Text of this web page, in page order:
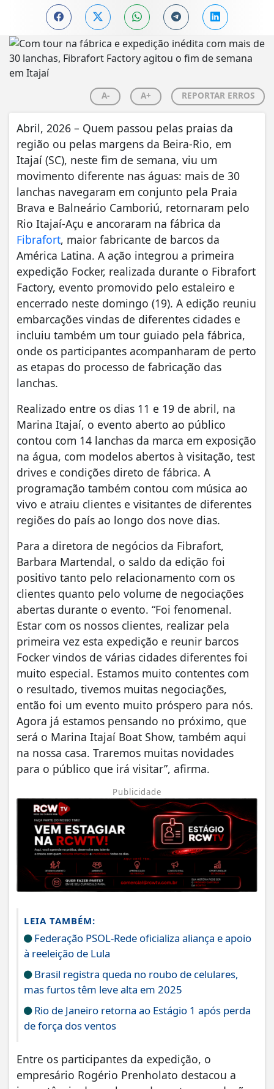
A- A+ REPORTAR ERROS
Abril, 2026 – Quem passou pelas praias da
região ou pelas margens da Beira-Rio, em
Itajaí (SC), neste fim de semana, viu um
movimento diferente nas águas: mais de 30
lanchas navegaram em conjunto pela Praia
Brava e Balneário Camboriú, retornaram pelo
Rio Itajaí-Açu e ancoraram na fábrica da
Fibrafort, maior fabricante de barcos da
América Latina. A ação integrou a primeira
expedição Focker, realizada durante o Fibrafort
Factory, evento promovido pelo estaleiro e
encerrado neste domingo (19). A edição reuniu
embarcações vindas de diferentes cidades e
incluiu também um tour guiado pela fábrica,
onde os participantes acompanharam de perto
as etapas do processo de fabricação das
lanchas.
Realizado entre os dias 11 e 19 de abril, na
Marina Itajaí, o evento aberto ao público
contou com 14 lanchas da marca em exposição
na água, com modelos abertos à visitação, test
drives e condições direto de fábrica. A
programação também contou com música ao
vivo e atraiu clientes e visitantes de diferentes
regiões do país ao longo dos nove dias.
Para a diretora de negócios da Fibrafort,
Barbara Martendal, o saldo da edição foi
positivo tanto pelo relacionamento com os
clientes quanto pelo volume de negociações
abertas durante o evento. “Foi fenomenal.
Estar com os nossos clientes, realizar pela
primeira vez esta expedição e reunir barcos
Focker vindos de várias cidades diferentes foi
muito especial. Estamos muito contentes com
o resultado, tivemos muitas negociações,
então foi um evento muito próspero para nós.
Agora já estamos pensando no próximo, que
será o Marina Itajaí Boat Show, também aqui
na nossa casa. Traremos muitas novidades
para o público que irá visitar”, afirma.
Publicidade
LEIA TAMBÉM:
Federação PSOL-Rede oficializa aliança e apoio
à reeleição de Lula
Brasil registra queda no roubo de celulares,
mas furtos têm leve alta em 2025
Rio de Janeiro retorna ao Estágio 1 após perda
de força dos ventos
Entre os participantes da expedição, o
empresário Rogério Prenholato destacou a